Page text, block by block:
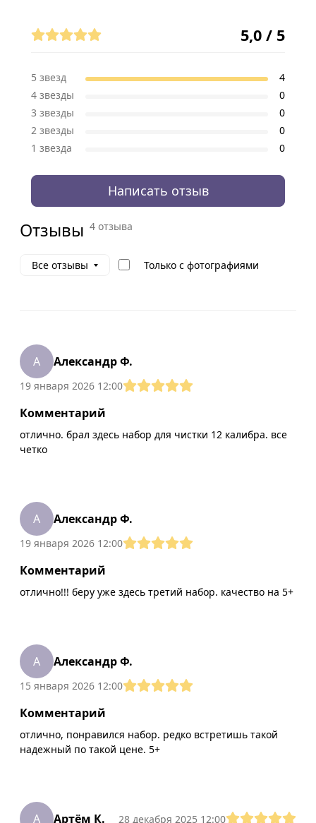
Отзывы (4) 5,0 / 5
5 звезд
4
4 звезды
0
3 звезды
0
2 звезды
0
1 звезда
0
Написать отзыв
Отзывы 4 отзыва
Все отзывы Только с фотографиями
А Александр Ф.
19 января 2026 12:00
Комментарий
отлично. брал здесь набор для чистки 12 калибра. все
четко
А Александр Ф.
19 января 2026 12:00
Комментарий
отлично!!! беру уже здесь третий набор. качество на 5+
А Александр Ф.
15 января 2026 12:00
Комментарий
отлично, понравился набор. редко встретишь такой
надежный по такой цене. 5+
А Артём К. 28 декабря 2025 12:00